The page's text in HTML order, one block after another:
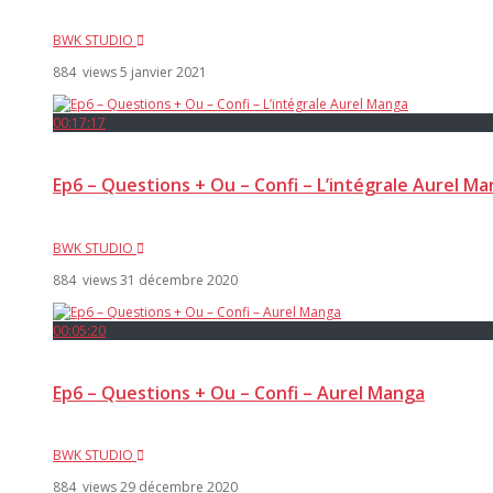
BWK STUDIO
884 views5 janvier 2021
00:17:17
Ep6 – Questions + Ou – Confi – L’intégrale Aurel
BWK STUDIO
884 views31 décembre 2020
00:05:20
Ep6 – Questions + Ou – Confi – Aurel Manga
BWK STUDIO
884 views29 décembre 2020